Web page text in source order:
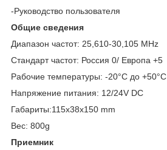
-Руководство пользователя
Общие сведения
Диапазон частот: 25,610-30,105 MHz
Стандарт частот: Россия 0/ Европа +5
Рабочие температуры: -20°C до +50°C
Напряжение питания: 12/24V DC
Габариты:115x38x150 mm
Вес: 800g
Приемник